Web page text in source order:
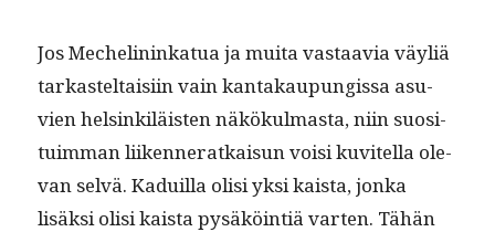
Jos Meche­lininkat­ua ja mui­ta vas­taavia väyliä
tarkasteltaisi­in vain kan­takaupungis­sa asu­
vien helsinkiläis­ten näkökul­mas­ta, niin suosi­
tu­im­man liiken­ner­atkaisun voisi kuvitel­la ole­
van selvä. Kaduil­la olisi yksi kaista, jon­ka
lisäk­si olisi kaista pysäköin­tiä varten. Tähän